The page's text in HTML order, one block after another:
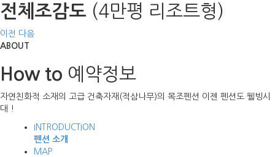
전체조감도 (4만평 리조트형)
이전 다음
ABOUT
How to 예약정보
자연친화적 소재의 고급 건축자재(적삼나무)의 목조펜션 이젠 펜션도 웰빙시
대 !
INTRODUCTION
펜션 소개
MAP